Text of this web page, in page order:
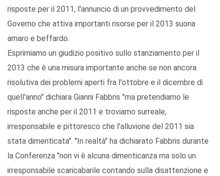
risposte per il 2011, l'annuncio di un provvedimento del
Governo che attiva importanti risorse per il 2013 suona
amaro e beffardo.
Esprimiamo un giudizio positivo sullo stanziamento per il
2013 che è una misura importante anche se non ancora
risolutiva dei problemi aperti fra l'ottobre e il dicembre di
quell'anno" dichiara Gianni Fabbris "ma pretendiamo le
risposte anche per il 2011 e troviamo surreale,
irresponsabile e pittoresco che l'alluvione del 2011 sia
stata dimenticata". "In realtà" ha dichiarato Fabbris durante
la Conferenza "non vi è alcuna dimenticanza ma solo un
irresponsabile scaricabarile contando sulla disattenzione e